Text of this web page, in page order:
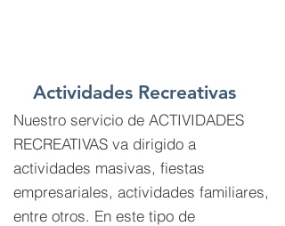
Actividades Recreativas
Nuestro servicio de ACTIVIDADES
RECREATIVAS va dirigido a
actividades masivas, fiestas
empresariales, actividades familiares,
entre otros. En este tipo de